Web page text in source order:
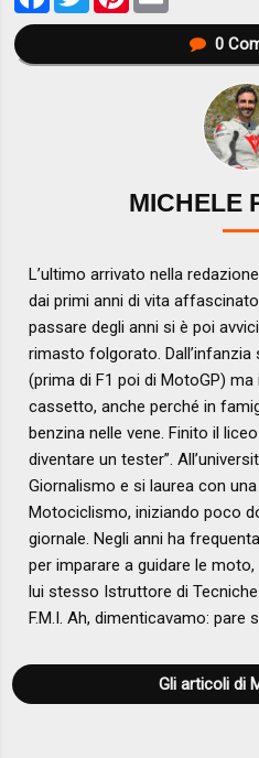
0
MICHELE
L’ultimo arrivato nella
dai primi anni di vita
passare degli anni si è poi
rimasto folgorato.
(prima di F1 poi di MotoGP)
cassetto, anche perché in
benzina nelle vene. Finito il
diventare un tester”.
Giornalismo e si laurea con
Motociclismo, iniziando poco
giornale. Negli anni ha
per imparare a guidare le
lui stesso Istruttore di
F.M.I. Ah, dimenticavamo: pare
Gli articoli di